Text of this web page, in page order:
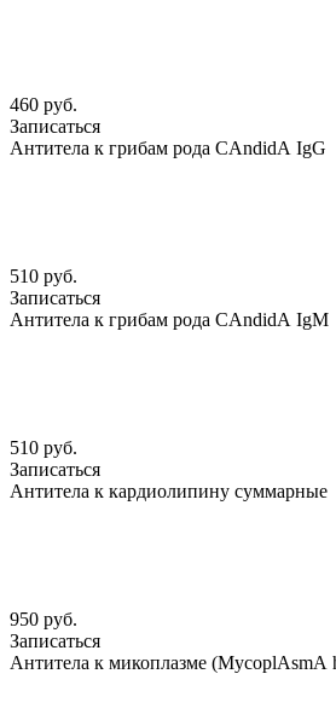
460 руб.
Записаться
Антитела к грибам рода CАndidА IgG
510 руб.
Записаться
Антитела к грибам рода CАndidА IgМ
510 руб.
Записаться
Антитела к кардиолипину суммарные
950 руб.
Записаться
Антитела к микоплазме (MycoplАsmА